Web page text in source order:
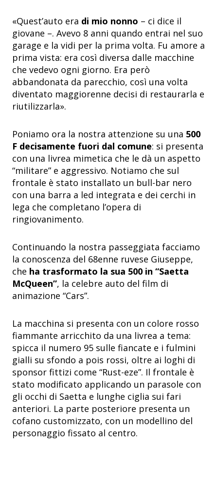
«Quest’auto era di mio nonno – ci dice il
giovane –. Avevo 8 anni quando entrai nel suo
garage e la vidi per la prima volta. Fu amore a
prima vista: era così diversa dalle macchine
che vedevo ogni giorno. Era però
abbandonata da parecchio, così una volta
diventato maggiorenne decisi di restaurarla e
riutilizzarla».
Poniamo ora la nostra attenzione su una 500
F decisamente fuori dal comune: si presenta
con una livrea mimetica che le dà un aspetto
“militare” e aggressivo. Notiamo che sul
frontale è stato installato un bull-bar nero
con una barra a led integrata e dei cerchi in
lega che completano l’opera di
ringiovanimento.
Continuando la nostra passeggiata facciamo
la conoscenza del 68enne ruvese Giuseppe,
che ha trasformato la sua 500 in “Saetta
McQueen”, la celebre auto del film di
animazione “Cars”.
La macchina si presenta con un colore rosso
fiammante arricchito da una livrea a tema:
spicca il numero 95 sulle fiancate e i fulmini
gialli su sfondo a pois rossi, oltre ai loghi di
sponsor fittizi come “Rust-eze”. Il frontale è
stato modificato applicando un parasole con
gli occhi di Saetta e lunghe ciglia sui fari
anteriori. La parte posteriore presenta un
cofano customizzato, con un modellino del
personaggio fissato al centro.